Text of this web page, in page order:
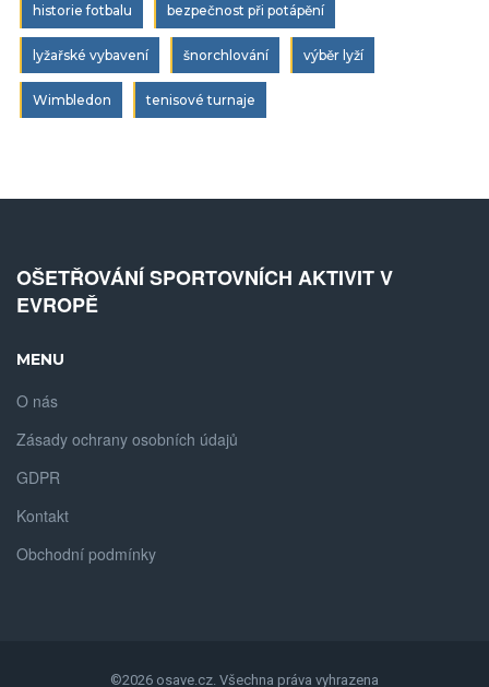
historie fotbalu bezpečnost při potápění
lyžařské vybavení šnorchlování výběr lyží
Wimbledon tenisové turnaje
OŠETŘOVÁNÍ SPORTOVNÍCH AKTIVIT V
EVROPĚ
MENU
O nás
Zásady ochrany osobních údajů
GDPR
Kontakt
Obchodní podmínky
©2026 osave.cz. Všechna práva vyhrazena